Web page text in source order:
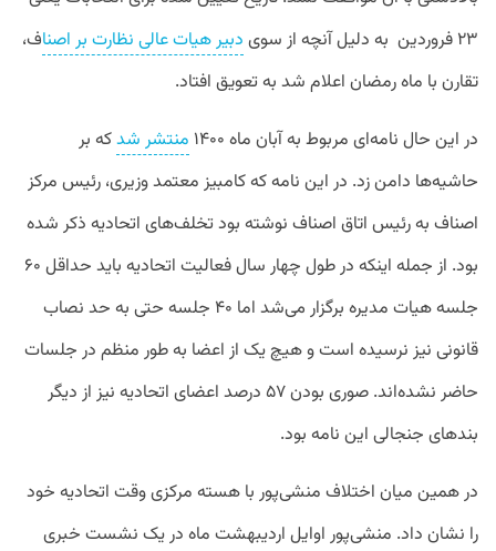
۲۳ فروردین به دلیل آنچه از سوی
دبیر هیات عالی نظارت بر اصناف،
تقارن با ماه رمضان اعلام شد به تعویق افتاد.
در این حال نامه‌ای مربوط به آبان ماه ۱۴۰۰ منتشر شدکه بر
حاشیه‌ها دامن زد. در این نامه که کامبیز معتمد وزیری، رئیس مرکز
اصناف به رئیس اتاق اصناف نوشته بود تخلف‌های اتحادیه ذکر شده
بود. از جمله اینکه در طول چهار سال فعالیت اتحادیه باید حداقل ۶۰
جلسه هیات مدیره برگزار می‌شد اما ۴۰ جلسه حتی به حد نصاب
قانونی نیز نرسیده است و هیچ یک از اعضا به طور منظم در جلسات
حاضر نشده‌اند. صوری بودن ۵۷ درصد اعضای اتحادیه نیز از دیگر
بندهای جنجالی این نامه بود.
در همین میان اختلاف منشی‌پور با هسته مرکزی وقت اتحادیه خود
را نشان داد. منشی‌پور اوایل اردیبهشت ماه در یک نشست خبری